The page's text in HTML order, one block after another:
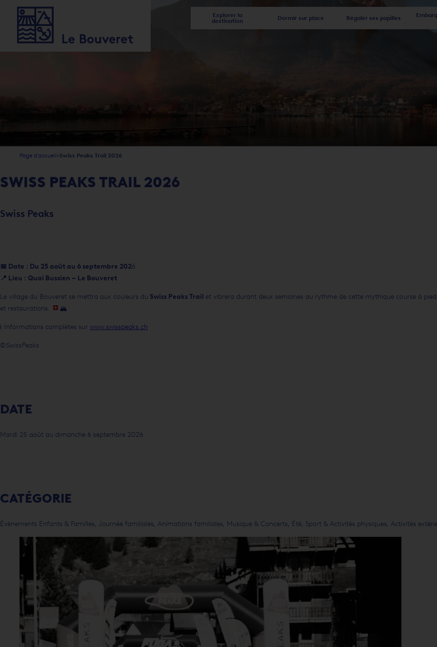
Explorer la
destination
Dormir sur place Régaler ses papilles
Page d'accueil Swiss Peaks Trail 2026
SWISS PEAKS TRAIL 2026
Swiss Peaks
📅 Date : Du 25 août au 6 septembre 2026
📍 Lieu : Quai Bussien – Le Bouveret
Le village du Bouveret se mettra aux couleurs du Swiss Peaks Trail et vibrera durant deux semaines au rythme de cette mythique course à
et restaurations.
🏔️
ℹ️ Informations complètes sur www.swisspeaks.ch
©️SwissPeaks
DATE
Mardi 25 août au dimanche 6 septembre 2026
CATÉGORIE
Évènements Enfants & Familles, Journée familiales, Animations familiales, Musique & Concerts, Été, Sport & Activités physiques, Activités